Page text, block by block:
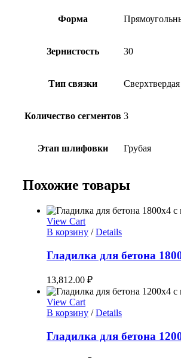
Форма
Зернистость 30
Тип связки Сверхтвердая
Количество сегментов 3
Этап шлифовки Грубая
Похожие товары
View Cart
В корзину / Details
Гладилка для бетона
13,812.00 ₽
View Cart
В корзину / Details
Гладилка для бетона